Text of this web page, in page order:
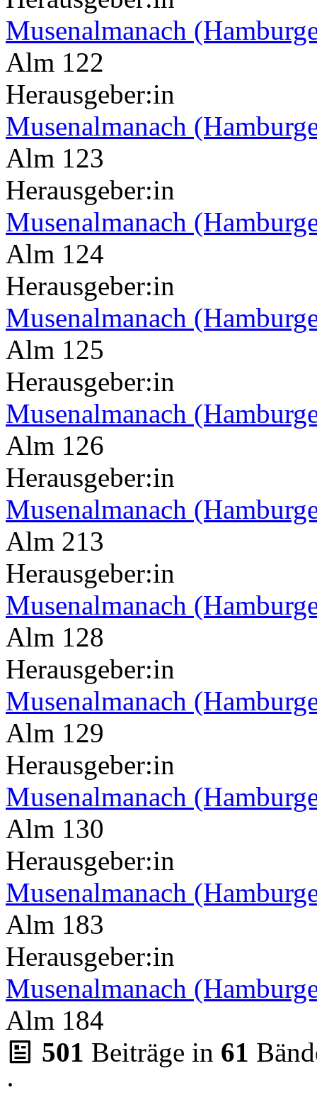
Musenalmanach
Alm 122
Herausgeber:in
Musenalmanach
Alm 123
Herausgeber:in
Musenalmanach
Alm 124
Herausgeber:in
Musenalmanach
Alm 125
Herausgeber:in
Musenalmanach
Alm 126
Herausgeber:in
Musenalmanach
Alm 213
Herausgeber:in
Musenalmanach
Alm 128
Herausgeber:in
Musenalmanach
Alm 129
Herausgeber:in
Musenalmanach
Alm 130
Herausgeber:in
Musenalmanach
Alm 183
Herausgeber:in
Musenalmanach
Alm 184
501 Beiträge in 61
·